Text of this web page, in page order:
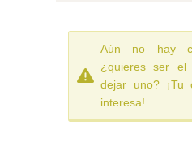
Aún no hay
¿quieres ser el
dejar uno? ¡Tu
interesa!